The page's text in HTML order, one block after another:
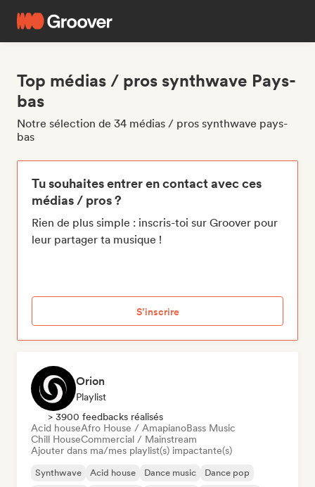
Top médias / pros synthwave Pays-
bas
Notre sélection de 34 médias / pros synthwave pays-
bas
Tu souhaites entrer en contact avec ces
médias / pros ?
Rien de plus simple : inscris-toi sur Groover pour
leur partager ta musique !
S’inscrire
Orion
Playlist
> 3900 feedbacks réalisés
Acid houseAfro House / AmapianoBass Music
Chill HouseCommercial / Mainstream
Ajouter dans ma/mes playlist(s) impactante(s)
Synthwave Acid house Dance music
Dance pop